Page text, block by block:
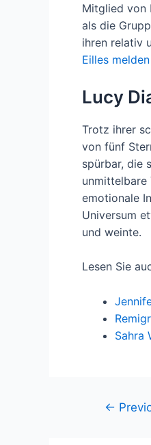
Mitglied von
als die
ihren relativ
Eilles
Lucy
Trotz ihrer
von fünf
spürbar, die
unmittelbare
emotionale
Universum
und weinte.
Lesen Sie
Sahra
←